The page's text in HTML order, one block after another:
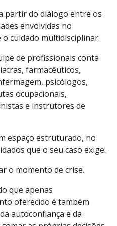
partir do diálogo entre os
envolvidas no
cuidado multidisciplinar.
de profissionais conta
farmacêuticos,
psicólogos,
ocupacionais,
e instrutores de
espaço estruturado, no
que o seu caso exige.
o momento de crise.
que apenas
oferecido é também
autoconfiança e da